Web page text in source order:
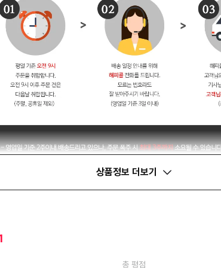
상품정보 더보기
총 평점